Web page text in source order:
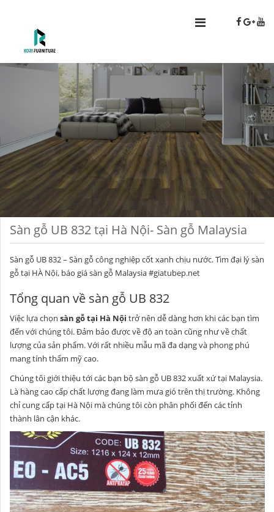
Sàn gỗ UB 832 tại Hà Nội- Sàn gỗ Malaysia
Sàn gỗ UB 832 – Sàn gỗ công nghiệp cốt xanh chịu nước. Tìm đại lý sàn
gỗ tại HÀ Nội, báo giá sàn gỗ Malaysia #giatubep.net
Tổng quan về sàn gỗ UB 832
Việc lựa chọn sàn gỗ tại Hà Nội trở nên dễ dàng hơn khi các bạn tìm
đến với chúng tôi. Đảm bảo được về độ an toàn cũng như về chất
lượng của sản phẩm. Với rất nhiều mẫu mã đa dạng và phong phú
mang tính thẩm mỹ cao.
Chúng tôi giới thiệu tới các bạn bộ sàn gỗ UB 832 xuất xứ tại Malaysia.
Là hàng cao cấp chất lượng đang làm mưa gió trên thị trường. Không
chỉ cung cấp tại Hà Nội mà chúng tôi còn phân phối đến các tỉnh
thành lân cận khác.